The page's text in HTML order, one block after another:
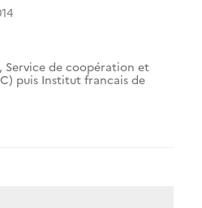
de coopération et
puis Institut francais de